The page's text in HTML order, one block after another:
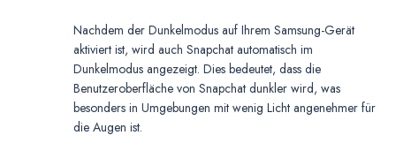
Nachdem der Dunkelmodus auf Ihrem Samsung-Gerät
aktiviert ist, wird auch Snapchat automatisch im
Dunkelmodus angezeigt. Dies bedeutet, dass die
Benutzeroberfläche von Snapchat dunkler wird, was
besonders in Umgebungen mit wenig Licht angenehmer für
die Augen ist.